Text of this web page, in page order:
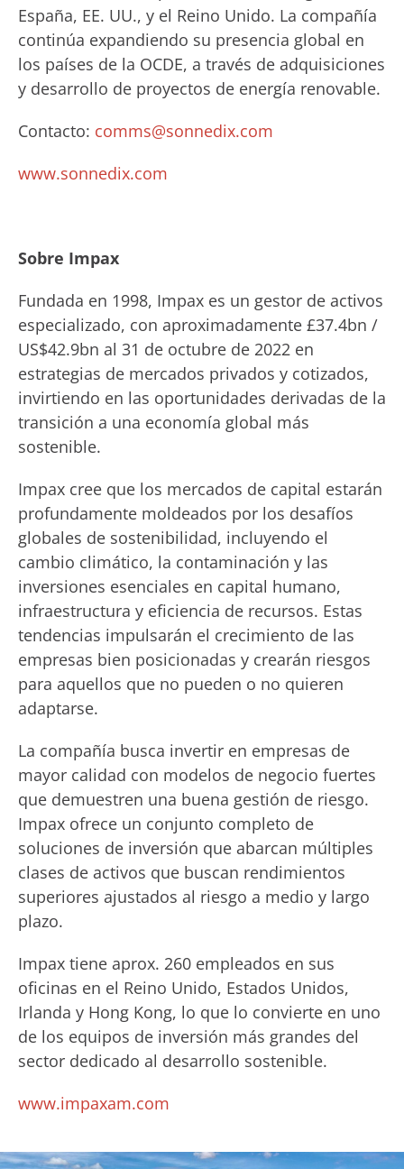
España, EE. UU., y el Reino Unido. La compañía
continúa expandiendo su presencia global en
los países de la OCDE, a través de adquisiciones
y desarrollo de proyectos de energía renovable.
Contacto: comms@sonnedix.com
www.sonnedix.com
Sobre Impax
Fundada en 1998, Impax es un gestor de activos
especializado, con aproximadamente £37.4bn /
US$42.9bn al 31 de octubre de 2022 en
estrategias de mercados privados y cotizados,
invirtiendo en las oportunidades derivadas de la
transición a una economía global más
sostenible.
Impax cree que los mercados de capital estarán
profundamente moldeados por los desafíos
globales de sostenibilidad, incluyendo el
cambio climático, la contaminación y las
inversiones esenciales en capital humano,
infraestructura y eficiencia de recursos. Estas
tendencias impulsarán el crecimiento de las
empresas bien posicionadas y crearán riesgos
para aquellos que no pueden o no quieren
adaptarse.
La compañía busca invertir en empresas de
mayor calidad con modelos de negocio fuertes
que demuestren una buena gestión de riesgo.
Impax ofrece un conjunto completo de
soluciones de inversión que abarcan múltiples
clases de activos que buscan rendimientos
superiores ajustados al riesgo a medio y largo
plazo.
Impax tiene aprox. 260 empleados en sus
oficinas en el Reino Unido, Estados Unidos,
Irlanda y Hong Kong, lo que lo convierte en uno
de los equipos de inversión más grandes del
sector dedicado al desarrollo sostenible.
www.impaxam.com